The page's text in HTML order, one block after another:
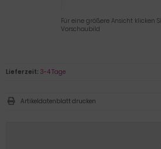
Für eine größere Ansicht klicken
Vorschaubild
Lieferzeit: 3-4 Tage
Artikeldatenblatt drucken